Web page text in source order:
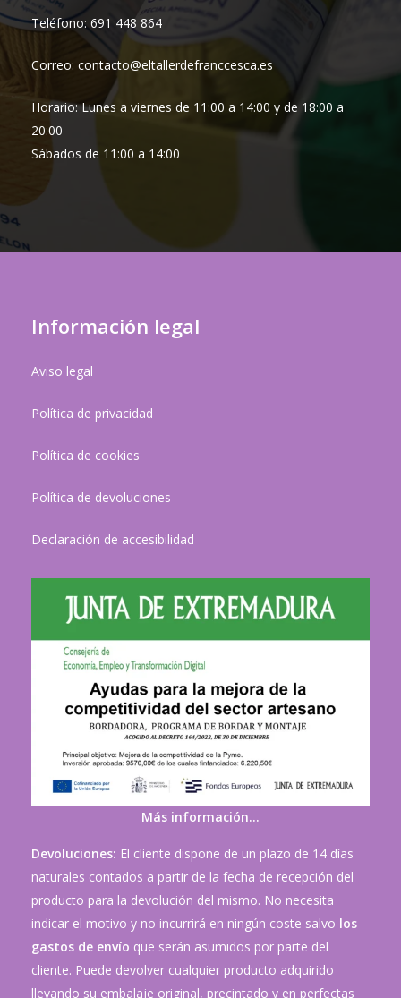
Teléfono: 691 448 864
Correo: contacto@eltallerdefranccesca.es
Horario: Lunes a viernes de 11:00 a 14:00 y de 18:00 a
20:00
Sábados de 11:00 a 14:00
Información legal
Aviso legal
Política de privacidad
Política de cookies
Política de devoluciones
Declaración de accesibilidad
Más información…
Devoluciones: El cliente dispone de un plazo de 14 días
naturales contados a partir de la fecha de recepción del
producto para la devolución del mismo. No necesita
indicar el motivo y no incurrirá en ningún coste salvo los
gastos de envío que serán asumidos por parte del
cliente. Puede devolver cualquier producto adquirido
llevando su embalaje original, precintado y en perfectas